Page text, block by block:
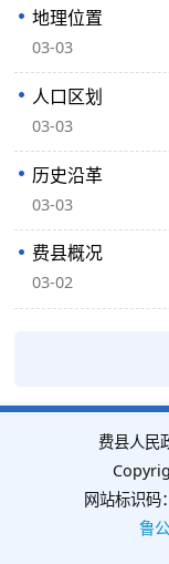
地理位置
03-03
人口区划
03-03
历史沿革
03-03
费县概况
03-02
费县人民
网站标识码
鲁